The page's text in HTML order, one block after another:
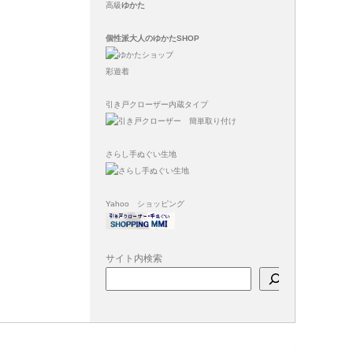
高級ゆかた
個性派大人のゆかたSHOP
彩遊着
引き戸クローザー内蔵タイプ
さらし手ぬぐい生地
Yahoo ショッピング
サイト内検索